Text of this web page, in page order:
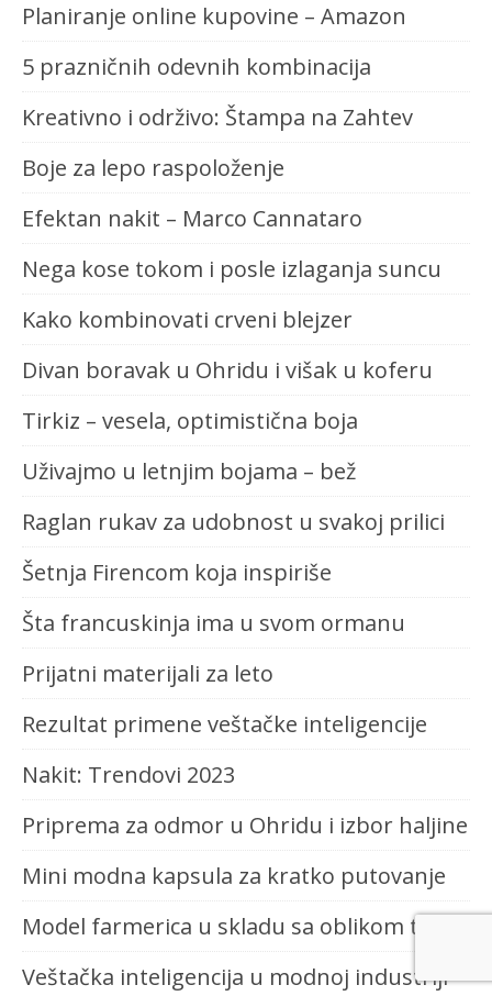
Planiranje online kupovine – Amazon
5 prazničnih odevnih kombinacija
Kreativno i održivo: Štampa na Zahtev
Boje za lepo raspoloženje
Efektan nakit – Marco Cannataro
Nega kose tokom i posle izlaganja suncu
Kako kombinovati crveni blejzer
Divan boravak u Ohridu i višak u koferu
Tirkiz – vesela, optimistična boja
Uživajmo u letnjim bojama – bež
Raglan rukav za udobnost u svakoj prilici
Šetnja Firencom koja inspiriše
Šta francuskinja ima u svom ormanu
Prijatni materijali za leto
Rezultat primene veštačke inteligencije
Nakit: Trendovi 2023
Priprema za odmor u Ohridu i izbor haljine
Mini modna kapsula za kratko putovanje
Model farmerica u skladu sa oblikom tela
Veštačka inteligencija u modnoj industriji